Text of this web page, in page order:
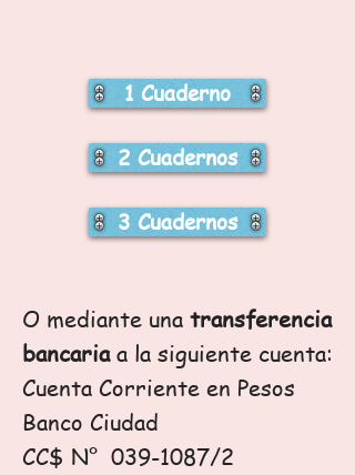
1 Cuaderno
2 Cuadernos
3 Cuadernos
O mediante una transferencia
bancariaa la siguiente cuenta:
Cuenta Corriente en Pesos
Banco Ciudad
CC$ N° 039-1087/2